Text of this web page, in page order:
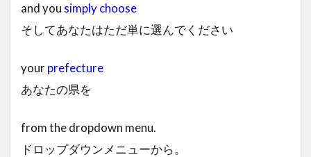
and you simplychoose
そしてあなたはただ単に選んでください
yourprefecture
あなたの県を
from the dropdown menu.
ドロップダウンメニューから。